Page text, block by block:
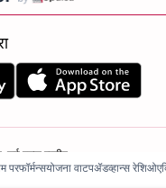
परफॉर्मन्सयोजना वाटपॲडव्हान्स रेशिओ
हक्क राखीव.
आहोत.